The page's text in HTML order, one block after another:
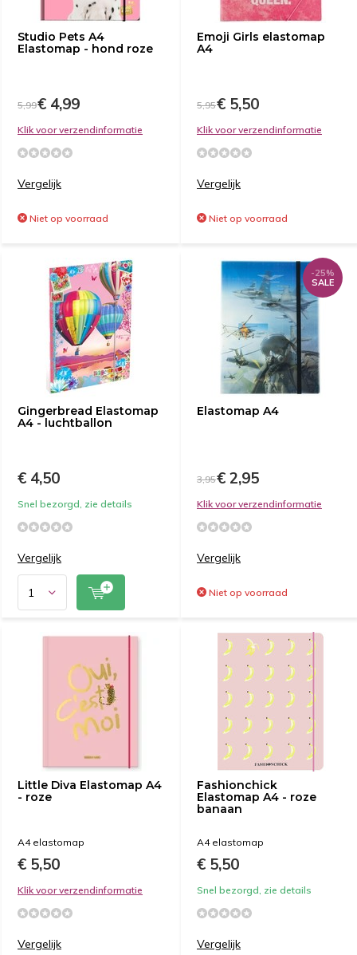
Studio Pets A4
Elastomap - hond roze
5,99€ 4,99
Klik voor verzendinformatie
Vergelijk
Niet op voorraad
Emoji Girls elastomap
A4
5,95€ 5,50
Klik voor verzendinformatie
Vergelijk
Niet op voorraad
Gingerbread Elastomap
A4 - luchtballon
€ 4,50
Snel bezorgd, zie details
Vergelijk
Elastomap A4
-25%
SALE
3,95€ 2,95
Klik voor verzendinformatie
Vergelijk
Niet op voorraad
Little Diva Elastomap A4
- roze
A4 elastomap
€ 5,50
Klik voor verzendinformatie
Vergelijk
Fashionchick
Elastomap A4 - roze
banaan
A4 elastomap
€ 5,50
Snel bezorgd, zie details
Vergelijk